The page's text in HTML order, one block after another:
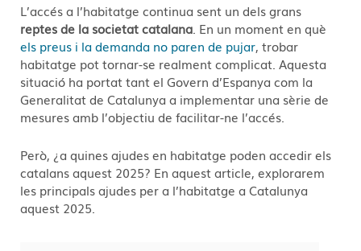
L’accés a l’habitatge continua sent un dels grans
reptes de la societat catalana . En un moment en què
els preus i la demanda no paren de pujar, trobar
habitatge pot tornar-se realment complicat. Aquesta
situació ha portat tant el Govern d’Espanya com la
Generalitat de Catalunya a implementar una sèrie de
mesures amb l’objectiu de facilitar-ne l’accés.
Però, ¿a quines ajudes en habitatge poden accedir els
catalans aquest 2025? En aquest article, explorarem
les principals ajudes per a l’habitatge a Catalunya
aquest 2025.